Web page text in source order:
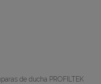
de ducha PROFILTEK